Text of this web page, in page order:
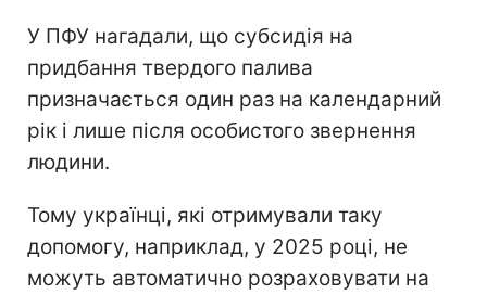
У ПФУ нагадали, що субсидія на
придбання твердого палива
призначається один раз на календарний
рік і лише після особистого звернення
людини.
Тому українці, які отримували таку
допомогу, наприклад, у 2025 році, не
можуть автоматично розраховувати на